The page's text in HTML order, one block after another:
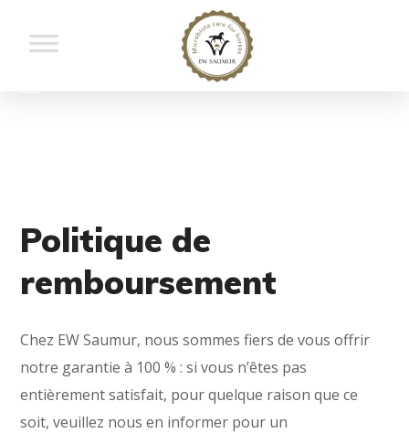
Politique de
remboursement
Chez EW Saumur, nous sommes fiers de vous offrir
notre garantie à 100 % : si vous n’êtes pas
entièrement satisfait, pour quelque raison que ce
soit, veuillez nous en informer pour un